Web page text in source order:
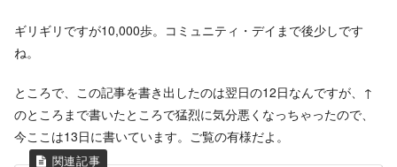
ギリギリですが10,000歩。コミュニティ・デイまで後少しです
ね。
ところで、この記事を書き出したのは翌日の12日なんですが、↑
のところまで書いたところで猛烈に気分悪くなっちゃったので、
今ここは13日に書いています。ご覧の有様だよ。